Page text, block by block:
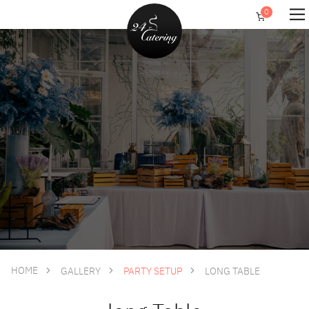
HOME GALLERY PARTY SETUP LONG TABLE